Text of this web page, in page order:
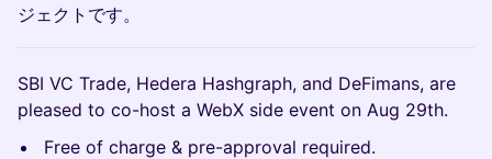
ジェクトです。
SBI VC Trade, Hedera Hashgraph, and DeFimans, are
pleased to co-host a WebX side event on Aug 29th.
Free of charge & pre-approval required.